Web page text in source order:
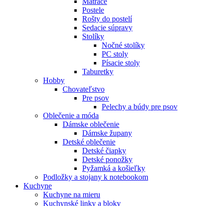
Postele
Rošty do postelí
Sedacie súpravy
Stolíky
Nočné stolíky
PC stoly
Písacie stoly
Taburetky
Hobby
Chovateľstvo
Pre psov
Pelechy a búdy pre psov
Oblečenie a móda
Dámske oblečenie
Dámske župany
Detské oblečenie
Detské čiapky
Detské ponožky
Pyžamká a košieľky
Podložky a stojany k notebookom
Kuchyne
Kuchyne na mieru
Kuchynské linky a bloky